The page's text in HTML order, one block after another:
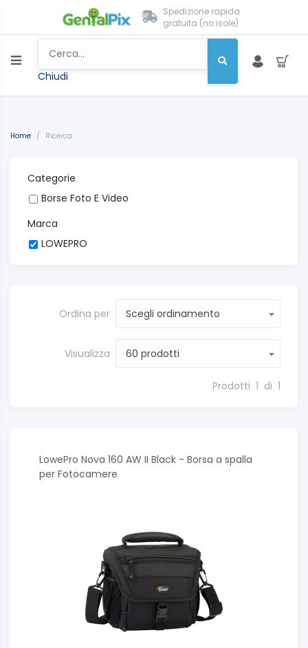
Spedizione rapida
gratuita (no isole)
Chiudi
Home / Ricerca
Categorie
Borse Foto E Video
Marca
LOWEPRO
Ordina per Scegli ordinamento
Visualizza 60 prodotti
Prodotti 1 di 1
LowePro Nova 160 AW II Black - Borsa a spalla
per Fotocamere